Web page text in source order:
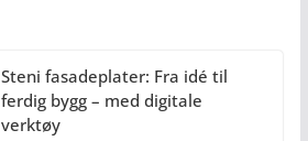
Steni fasadeplater: Fra idé til
ferdig bygg – med digitale
verktøy